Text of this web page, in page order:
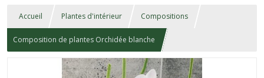
Accueil Plantes d'intérieur Compositions
Composition de plantes Orchidée blanche